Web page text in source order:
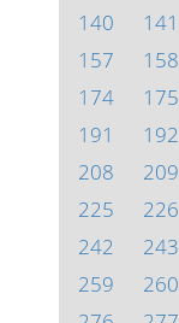
140
141
157
158
174
175
191
192
208
209
225
226
242
243
259
260